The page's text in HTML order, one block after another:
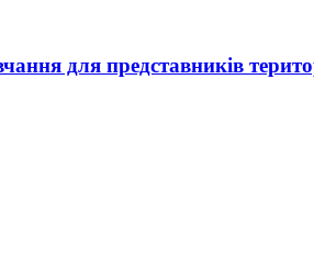
для представників